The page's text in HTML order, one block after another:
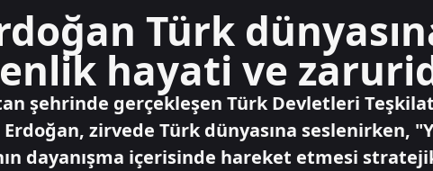
Türk
hayati ve
şehrinde gerçekleşen Türk Devletleri
Erdoğan, zirvede Türk dünyasına seslenirken,
dayanışma içerisinde hareket etmesi